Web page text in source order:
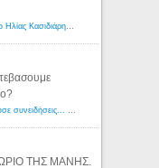
Αμερικανοί ρατσιστές αναρωτιούνται αν ο Ηλίας Κασιδιάρης ανήκει στη λευκή φυλή... - Λόγιος Ερμής
Ένα βιβλίο που πολεμήθηκε γιατί ξυπνούσε συνειδήσεις... - Λόγιος Ερμής | Η γνώση ξεκινάει με την αναζήτηση...
ΤΗΣ ΜΑΝΗΣ.